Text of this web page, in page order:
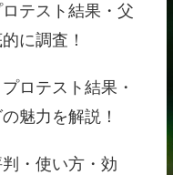
テスト結果・父
に調査！
ロテスト結果・
魅力を解説！
・使い方・効